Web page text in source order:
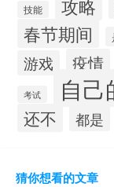
技能 攻略
春节期间
游戏 疫情
考试 自己
还不 都是
猜你想看的文章